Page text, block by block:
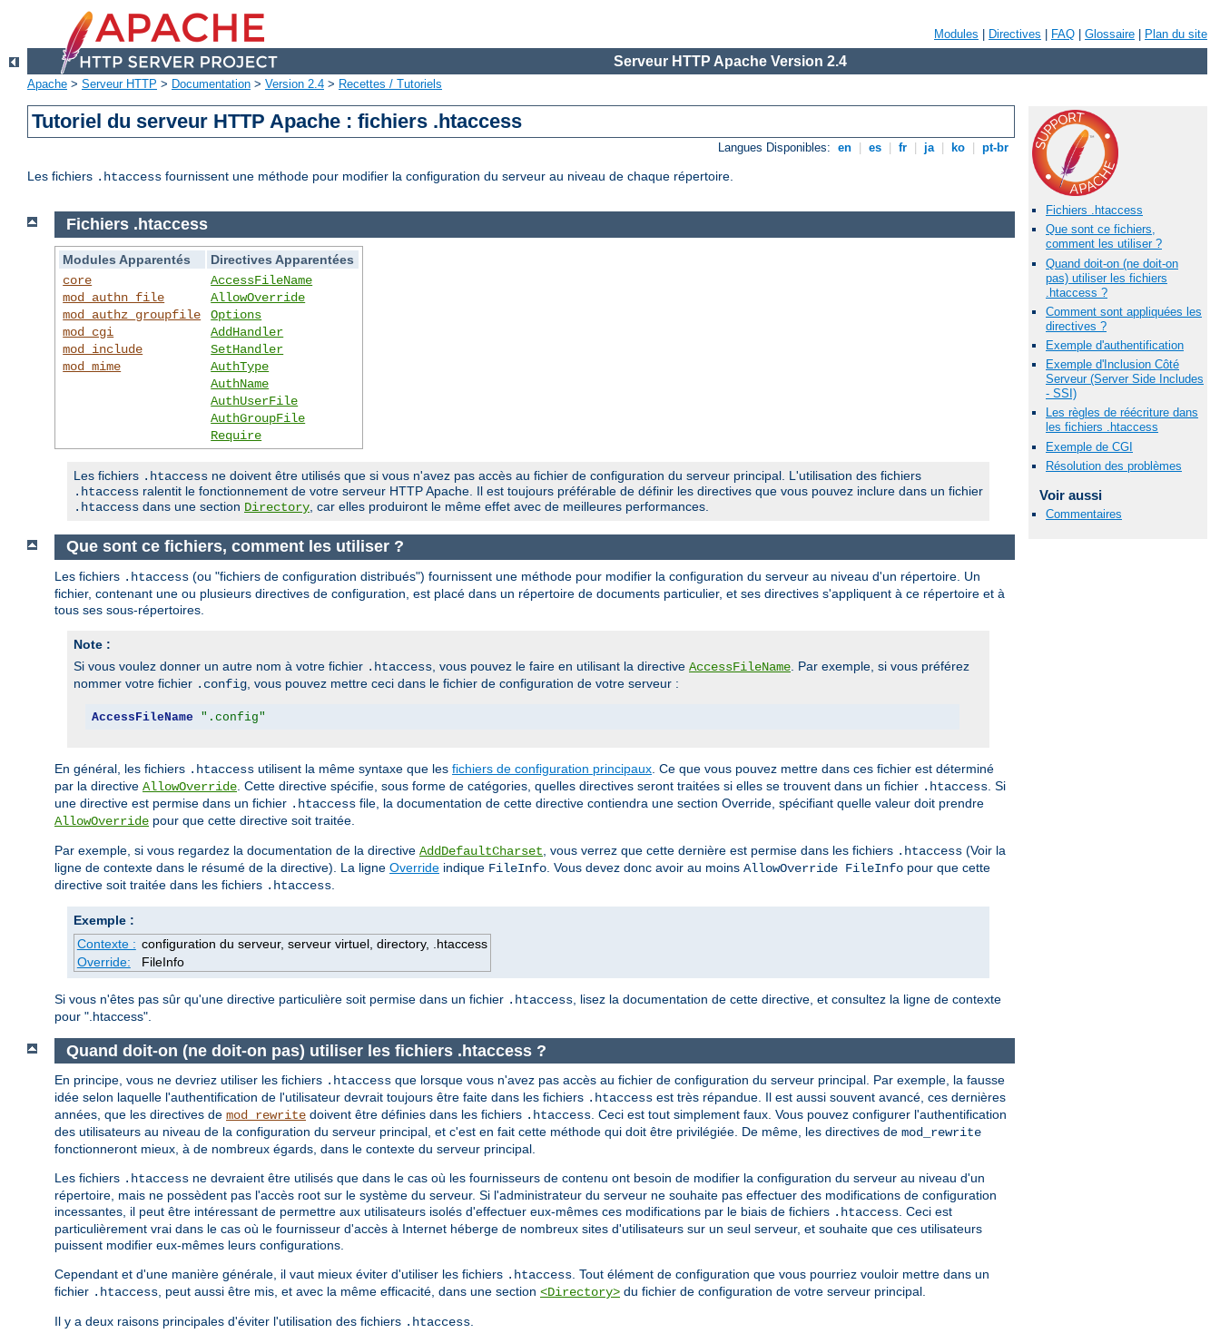
Modules Directives FAQ Glossaire Plan du site
Serveur HTTP Apache Version 2.4
Apache > Serveur HTTP > Documentation > Version 2.4 > Recettes / Tutoriels
Tutoriel du serveur HTTP Apache : fichiers .htaccess
Langues Disponibles: en es fr ja ko pt-br
Les fichiers .htaccess fournissent une méthode pour modifier la configuration du serveur au niveau de chaque répertoire.
Fichiers .htaccess
Que sont ce fichiers,
comment les utiliser ?
Quand doit-on (ne doit-on
pas) utiliser les fichiers
.htaccess ?
Comment sont appliquées les
directives ?
Exemple d'authentification
Exemple d'Inclusion Côté
Serveur (Server Side Includes
- SSI)
Les règles de réécriture dans
les fichiers .htaccess
Exemple de CGI
Résolution des problèmes
Voir aussi
Commentaires
Fichiers .htaccess
Modules Apparentés
Directives Apparentées
core
mod_authn_file
mod_authz_groupfile
mod_cgi
mod_include
mod_mime
AccessFileName
AllowOverride
Options
AddHandler
SetHandler
AuthType
AuthName
AuthUserFile
AuthGroupFile
Require
Les fichiers .htaccess ne doivent être utilisés que si vous n'avez pas accès au fichier de configuration du serveur principal. L'utilisation des fichiers
.htaccess ralentit le fonctionnement de votre serveur HTTP Apache. Il est toujours préférable de définir les directives que vous pouvez inclure dans un fichier
.htaccess dans une section Directory , car elles produiront le même effet avec de meilleures performances.
Que sont ce fichiers, comment les utiliser ?
Les fichiers .htaccess (ou "fichiers de configuration distribués") fournissent une méthode pour modifier la configuration du serveur au niveau d'un répertoire. Un
fichier, contenant une ou plusieurs directives de configuration, est placé dans un répertoire de documents particulier, et ses directives s'appliquent à ce répertoire et à
tous ses sous-répertoires.
Note :
Si vous voulez donner un autre nom à votre fichier .htaccess , vous pouvez le faire en utilisant la directive AccessFileName . Par exemple, si vous préférez
nommer votre fichier .config , vous pouvez mettre ceci dans le fichier de configuration de votre serveur :
AccessFileName ".config"
En général, les fichiers .htaccess utilisent la même syntaxe que les fichiers de configuration principaux . Ce que vous pouvez mettre dans ces fichier est déterminé
par la directive AllowOverride . Cette directive spécifie, sous forme de catégories, quelles directives seront traitées si elles se trouvent dans un fichier .htaccess . Si
une directive est permise dans un fichier .htaccess file, la documentation de cette directive contiendra une section Override, spécifiant quelle valeur doit prendre
AllowOverride pour que cette directive soit traitée.
Par exemple, si vous regardez la documentation de la directive AddDefaultCharset , vous verrez que cette dernière est permise dans les fichiers .htaccess (Voir la
ligne de contexte dans le résumé de la directive). La ligne Override indique FileInfo . Vous devez donc avoir au moins AllowOverride FileInfo pour que cette
directive soit traitée dans les fichiers .htaccess
Exemple :
Contexte : configuration du serveur, serveur virtuel, directory, .htaccess
Override:
FileInfo
Si vous n'êtes pas sûr qu'une directive particulière soit permise dans un fichier .htaccess , lisez la documentation de cette directive, et consultez la ligne de contexte
pour ".htaccess".
Quand doit-on (ne doit-on pas) utiliser les fichiers .htaccess ?
En principe, vous ne devriez utiliser les fichiers .htaccess que lorsque vous n'avez pas accès au fichier de configuration du serveur principal. Par exemple, la fausse
idée selon laquelle l'authentification de l'utilisateur devrait toujours être faite dans les fichiers .htaccess est très répandue. Il est aussi souvent avancé, ces dernières
années, que les directives de mod_rewrite doivent être définies dans les fichiers .htaccess. Ceci est tout simplement faux. Vous pouvez configurer l'authentification
des utilisateurs au niveau de la configuration du serveur principal, et c'est en fait cette méthode qui doit être privilégiée. De même, les directives de mod_rewrite
fonctionneront mieux, à de nombreux égards, dans le contexte du serveur principal.
Les fichiers .htaccess ne devraient être utilisés que dans le cas où les fournisseurs de contenu ont besoin de modifier la configuration du serveur au niveau d'un
répertoire, mais ne possèdent pas l'accès root sur le système du serveur. Si l'administrateur du serveur ne souhaite pas effectuer des modifications de configuration
incessantes, il peut être intéressant de permettre aux utilisateurs isolés d'effectuer eux-mêmes ces modifications par le biais de fichiers .htaccess. Ceci est
particulièrement vrai dans le cas où le fournisseur d'accès à Internet héberge de nombreux sites d'utilisateurs sur un seul serveur, et souhaite que ces utilisateurs
puissent modifier eux-mêmes leurs configurations.
Cependant et d'une manière générale, il vaut mieux éviter d'utiliser les fichiers .htaccess. Tout élément de configuration que vous pourriez vouloir mettre dans un
fichier .htaccess, peut aussi être mis, et avec la même efficacité, dans une section <Directory> du fichier de configuration de votre serveur principal.
Il y a deux raisons principales d'éviter l'utilisation des fichiers .htaccess.